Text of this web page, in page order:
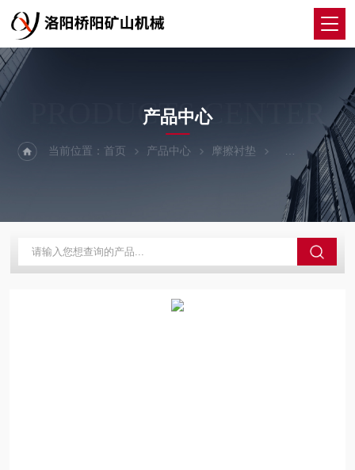
PRODUCTS CENTER
产品中心
当前位置：首页 产品中心 摩擦衬垫 摩擦衬垫